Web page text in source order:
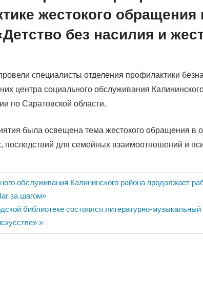
жестокого обращения
без насилия и
специалисты отделения профилактики
центра социального обслуживания
по Саратовской области.
была освещена тема жестокого обращения в
последствий для семейных взаимоотношений и
обслуживания Калининского района продолжает
за шагом»
библиотеке состоялся литературно-